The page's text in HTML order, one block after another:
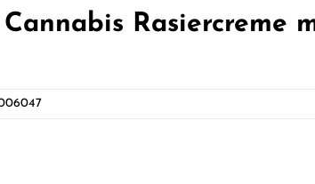
Cannabis Rasiercreme